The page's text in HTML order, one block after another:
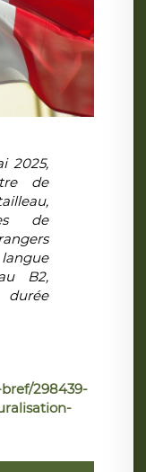
2025,
de
de
B2,
298439-